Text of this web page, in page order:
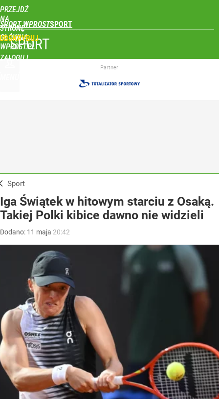
PRZEJDŹ
NA
STRONĘ
GŁÓWNĄ
WPROST.PL
SPORT WPROST
ZALOGUJ
SPORT
Partner
Sport
Iga Świątek w hitowym starciu z Osaką.
Takiej Polki kibice dawno nie widzieli
Dodano: 11 maja 20:42